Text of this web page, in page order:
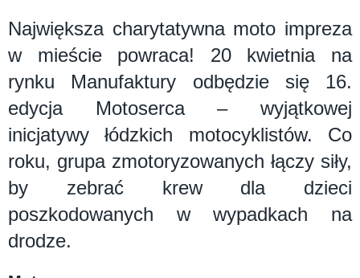
Największa charytatywna moto impreza
w mieście powraca! 20 kwietnia na
rynku Manufaktury odbędzie się 16.
edycja Motoserca – wyjątkowej
inicjatywy łódzkich motocyklistów. Co
roku, grupa zmotoryzowanych łączy siły,
by zebrać krew dla dzieci
poszkodowanych w wypadkach na
drodze.